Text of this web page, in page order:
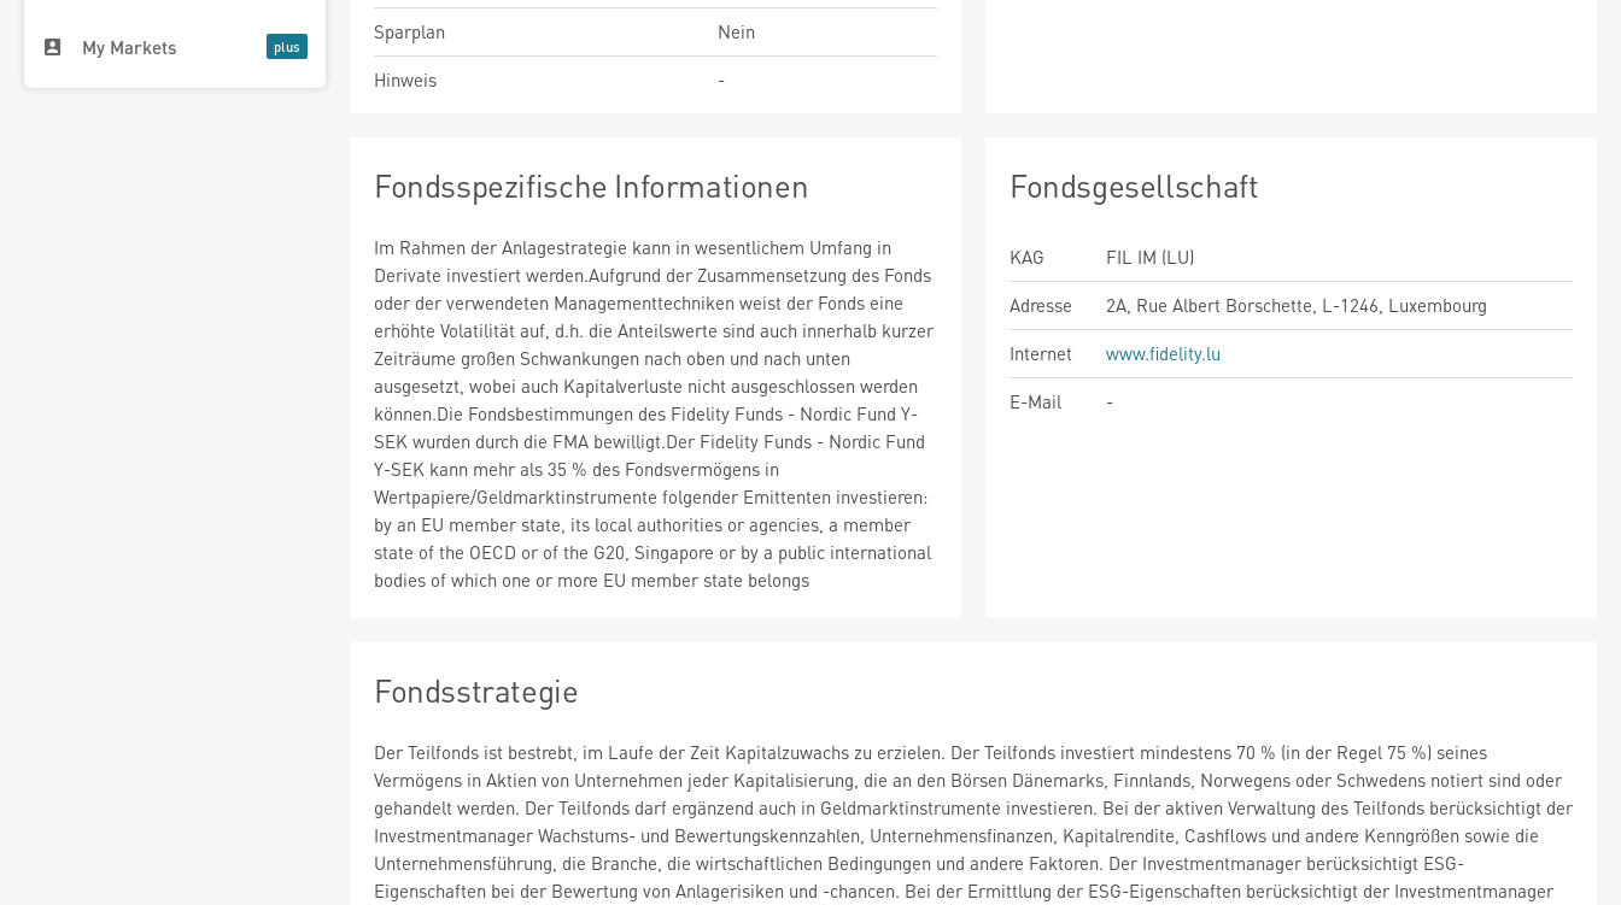
My Markets
Sparplan
Nein
Hinweis
-
Fondsspezifische Informationen
Im Rahmen der Anlagestrategie kann in wesentlichem Umfang in
Derivate investiert werden.Aufgrund der Zusammensetzung des Fonds
oder der verwendeten Managementtechniken weist der Fonds eine
erhöhte Volatilität auf, d.h. die Anteilswerte sind auch innerhalb kurzer
Zeiträume großen Schwankungen nach oben und nach unten
ausgesetzt, wobei auch Kapitalverluste nicht ausgeschlossen werden
können.Die Fondsbestimmungen des Fidelity Funds - Nordic Fund Y-
SEK wurden durch die FMA bewilligt.Der Fidelity Funds - Nordic Fund
Y-SEK kann mehr als 35 % des Fondsvermögens in
Wertpapiere/Geldmarktinstrumente folgender Emittenten investieren:
by an EU member state, its local authorities or agencies, a member
state of the OECD or of the G20, Singapore or by a public international
bodies of which one or more EU member state belongs
Fondsgesellschaft
KAG
FIL IM (LU)
Adresse
2A, Rue Albert Borschette, L-1246, Luxembourg
Internet
www.fidelity.lu
E-Mail
-
Fondsstrategie
Der Teilfonds ist bestrebt, im Laufe der Zeit Kapitalzuwachs zu erzielen. Der Teilfonds investiert mindestens 70 % (in der Regel 75 %) seines
Vermögens in Aktien von Unternehmen jeder Kapitalisierung, die an den Börsen Dänemarks, Finnlands, Norwegens oder Schwedens notiert sind oder
gehandelt werden. Der Teilfonds darf ergänzend auch in Geldmarktinstrumente investieren. Bei der aktiven Verwaltung des Teilfonds berücksichtigt der
Investmentmanager Wachstums- und Bewertungskennzahlen, Unternehmensfinanzen, Kapitalrendite, Cashflows und andere Kenngrößen sowie die
Unternehmensführung, die Branche, die wirtschaftlichen Bedingungen und andere Faktoren. Der Investmentmanager berücksichtigt ESG-
Eigenschaften bei der Bewertung von Anlagerisiken und -chancen. Bei der Ermittlung der ESG-Eigenschaften berücksichtigt der Investmentmanager